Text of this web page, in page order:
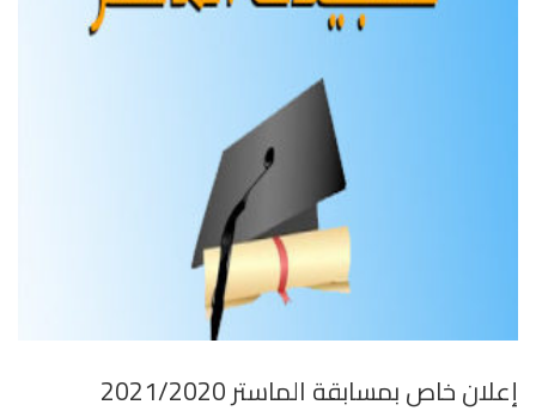
إعلان خاص بمسابقة الماستر 2021/2020